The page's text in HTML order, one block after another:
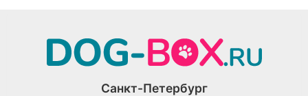
Санкт-Петербург